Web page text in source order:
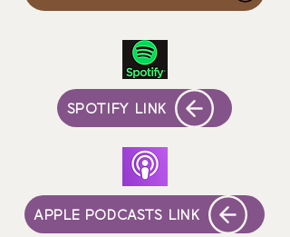
SPOTIFY LINK
APPLE PODCASTS LINK